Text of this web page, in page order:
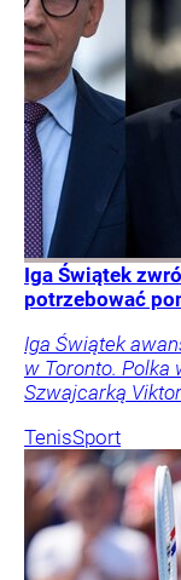
Iga Świątek
potrzebować
Iga Świątek
w Toronto. Polka
Szwajcarką
TenisSport